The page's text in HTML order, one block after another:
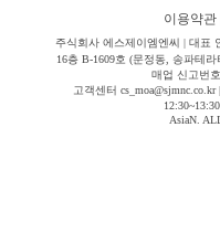
이용약관
주식회사 에스제이엠엔씨 | 대표
16층 B-1609호 (문정동, 송파테
매업 신고번
고객센터
AsiaN.